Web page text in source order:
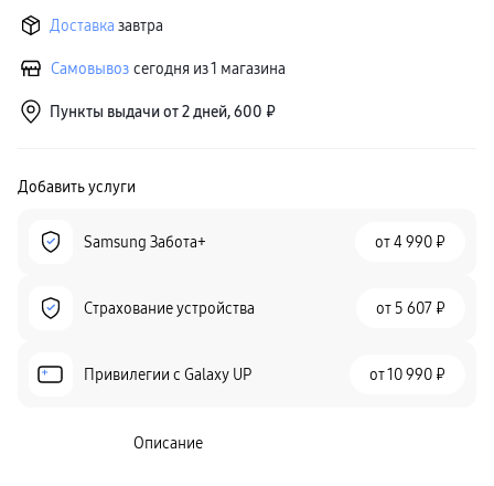
Доставка завтра
Самовывоз сегодня из 1 магазина
Пункты выдачи от 2 дней, 600 ₽
Добавить услуги
Samsung Забота+ от4 990 ₽
Страхование устройства от 5 607 ₽
Привилегии c Galaxy UP от10 990 ₽
Описание